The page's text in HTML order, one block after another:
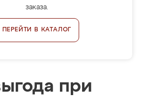
заказа.
ПЕРЕЙТИ В КАТАЛОГ
при